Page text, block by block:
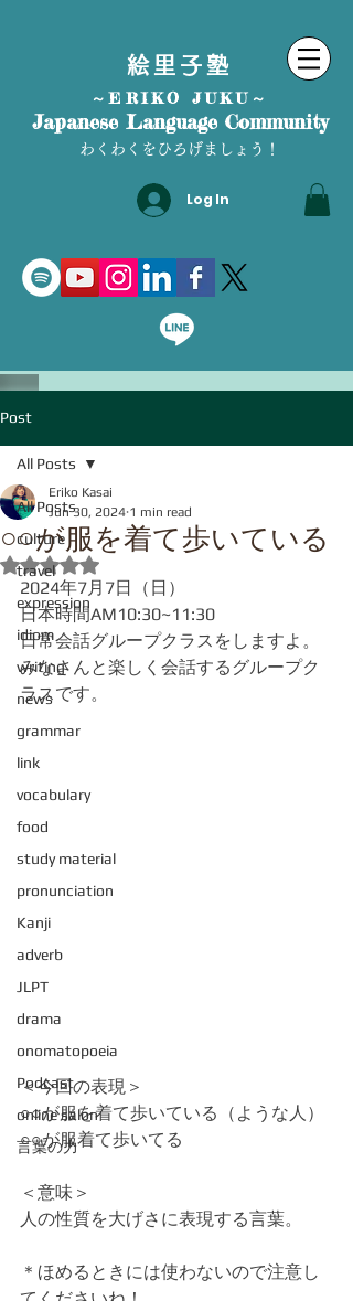
絵里子塾
～ERIKO JUKU～
Japanese Language Community
わくわくをひろげましょう！
Log In
Post
All Posts
culture
travel
expression
idiom
writing
news
grammar
link
vocabulary
food
study material
pronunciation
Kanji
adverb
JLPT
drama
onomatopoeia
Podcast
online salon
言葉の力
All Posts
○○が服を着て歩いている
Eriko Kasai
Jun 30, 2024 1 min read
Rated NaN out of 5 stars.
2024年7月7日（日）
日本時間AM10:30~11:30
日常会話グループクラスをしますよ。
みなさんと楽しく会話するグループク
ラスです。
＜今回の表現＞
○○が服を着て歩いている（ような人）
○○が服着て歩いてる
＜意味＞
人の性質を大げさに表現する言葉。
＊ほめるときには使わないので注意し